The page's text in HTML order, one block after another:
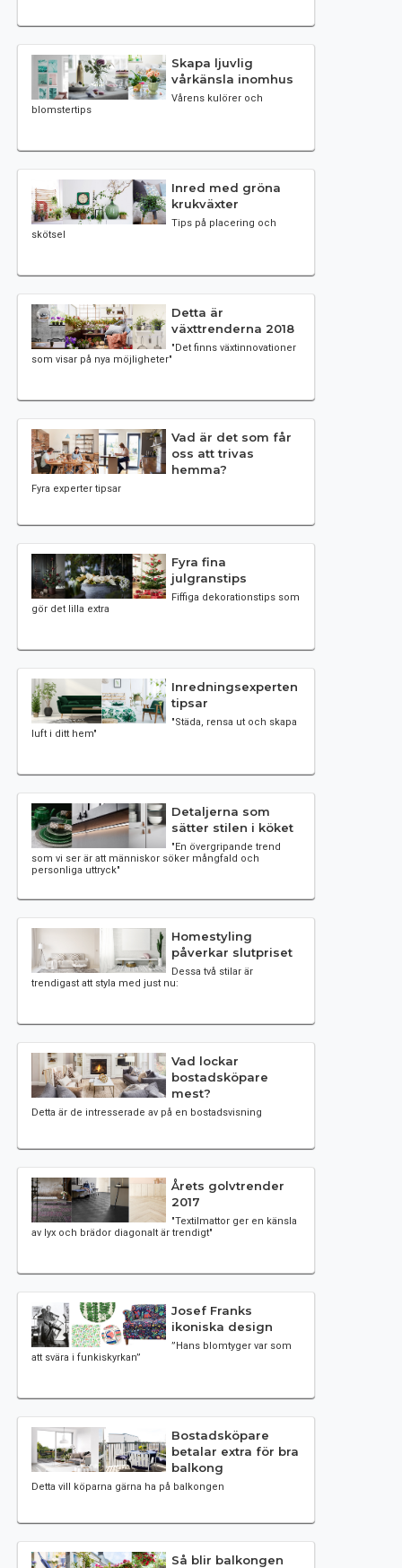
Skapa ljuvlig
vårkänsla inomhus
Vårens kulörer och
blomstertips
Inred med gröna
krukväxter
Tips på placering och
skötsel
Detta är
växttrenderna 2018
"Det finns växtinnovationer
som visar på nya möjligheter"
Vad är det som får
oss att trivas
hemma?
Fyra experter tipsar
Fyra fina
julgranstips
Fiffiga dekorationstips som
gör det lilla extra
Inredningsexperten
tipsar
"Städa, rensa ut och skapa
luft i ditt hem"
Detaljerna som
sätter stilen i köket
"En övergripande trend
som vi ser är att människor söker mångfald och
personliga uttryck"
Homestyling
påverkar slutpriset
Dessa två stilar är
trendigast att styla med just nu:
Vad lockar
bostadsköpare
mest?
Detta är de intresserade av på en bostadsvisning
Årets golvtrender
2017
"Textilmattor ger en känsla
av lyx och brädor diagonalt är trendigt"
Josef Franks
ikoniska design
”Hans blomtyger var som
att svära i funkiskyrkan”
Bostadsköpare
betalar extra för bra
balkong
Detta vill köparna gärna ha på balkongen
Så blir balkongen